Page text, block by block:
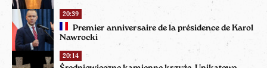
20:39
Premier anniversaire de la présidence de Karol
Nawrocki
20:14